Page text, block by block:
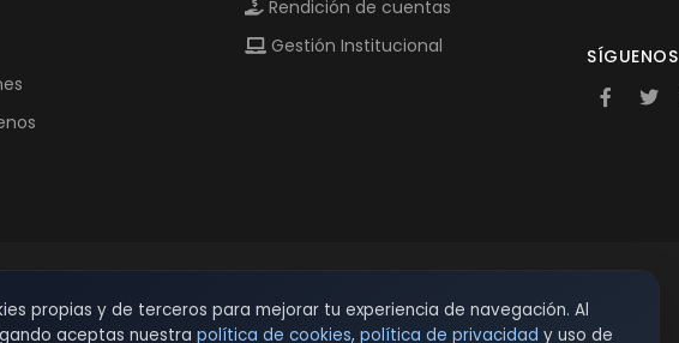
Rendición de cuentas
Gestión Institucional
SÍGUENOS
© 2026 TSW - TecnoServiWeb. All Rights Reserved.
propias y de terceros para mejorar tu experiencia de navegación. Al
aceptas nuestra política de cookies, política de privacidad y uso de